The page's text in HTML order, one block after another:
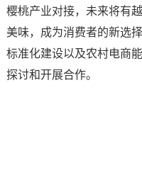
樱桃产业对接，未来将有
美味，成为消费者的新选
标准化建设以及农村电商
探讨和开展合作。